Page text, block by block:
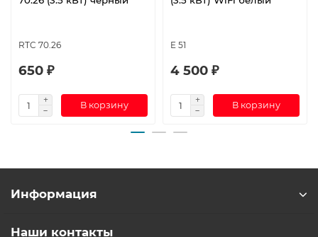
RTC 70.26
650 ₽
В корзину
E 51
4 500 ₽
В корзину
Информация
Наши контакты